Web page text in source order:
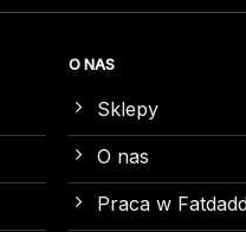
O NAS
Sklepy
O nas
Praca w